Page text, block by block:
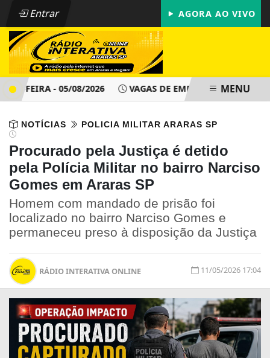
Entrar AGORA AO VIVO
FEIRA - 05/08/2026 VAGAS DE EMPREGO - PATMENU
NOTÍCIAS POLICIA MILITAR ARARAS SP
Procurado pela Justiça é detido
pela Polícia Militar no bairro Narciso
Gomes em Araras SP
Homem com mandado de prisão foi
localizado no bairro Narciso Gomes e
permaneceu preso à disposição da Justiça
RÁDIO INTERATIVA ONLINE 11/05/2026 17:04